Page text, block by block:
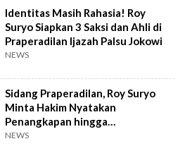
Identitas Masih Rahasia! Roy
Suryo Siapkan 3 Saksi dan Ahli di
Praperadilan Ijazah Palsu Jokowi
NEWS
Sidang Praperadilan, Roy Suryo
Minta Hakim Nyatakan
Penangkapan hingga
Penggeledahan Tak Sah
NEWS